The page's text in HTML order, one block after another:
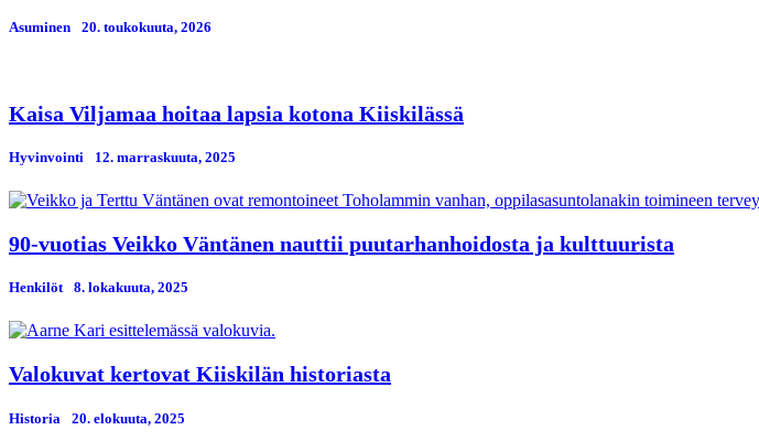
Asuminen 20. toukokuuta, 2026
Kaisa Viljamaa hoitaa lapsia kotona Kiiskilässä
Hyvinvointi 12. marraskuuta, 2025
90-vuotias Veikko Väntänen nauttii puutarhanhoidosta ja kulttuurista
Henkilöt 8. lokakuuta, 2025
Valokuvat kertovat Kiiskilän historiasta
Historia 20. elokuuta, 2025